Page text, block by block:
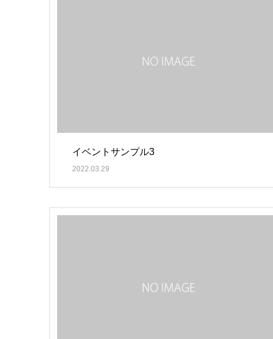
イベントサンプル3
2022.03.29